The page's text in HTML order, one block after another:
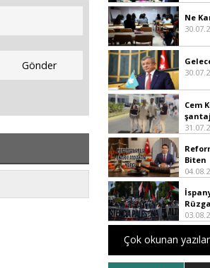
Ne
Cem
Biten
Çok okunan yazılar